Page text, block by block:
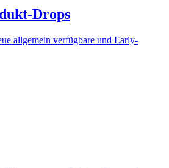
Drops
allgemein verfügbare und Early-